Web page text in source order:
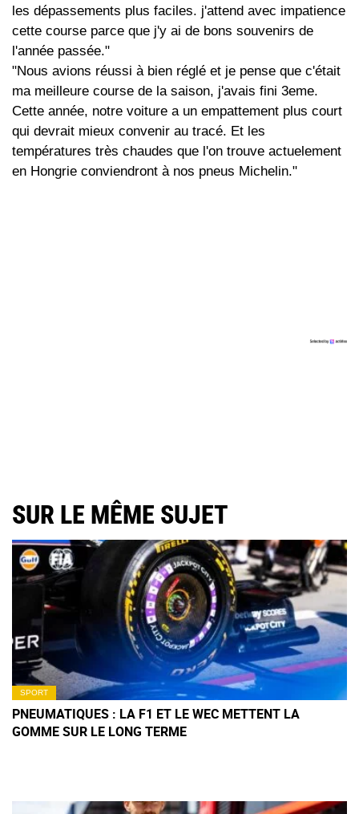
les dépassements plus faciles. j'attend avec impatience
cette course parce que j'y ai de bons souvenirs de
l'année passée."
"Nous avions réussi à bien réglé et je pense que c'était
ma meilleure course de la saison, j'avais fini 3eme.
Cette année, notre voiture a un empattement plus court
qui devrait mieux convenir au tracé. Et les
températures très chaudes que l'on trouve actuelement
en Hongrie conviendront à nos pneus Michelin."
SUR LE MÊME SUJET
SPORT
PNEUMATIQUES : LA F1 ET LE WEC METTENT LA
GOMME SUR LE LONG TERME